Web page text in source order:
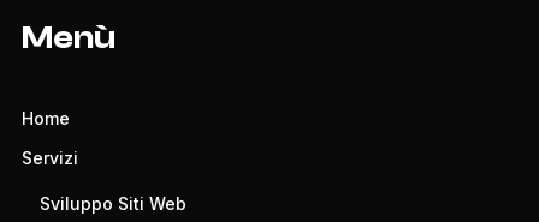
Menù
Home
Servizi
Sviluppo Siti Web